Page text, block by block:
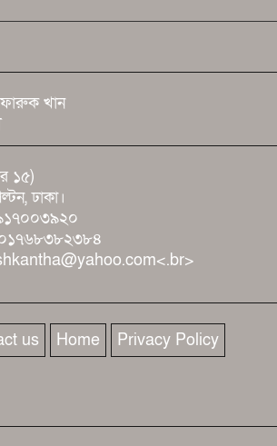
খান
১৫)
ঢাকা।
us Home
Privacy Policy